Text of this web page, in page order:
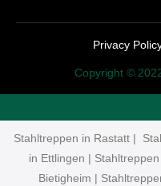
Copyright ©
Privacy
Stahltreppen in Rastatt |
in Ettlingen |
Bietigheim |